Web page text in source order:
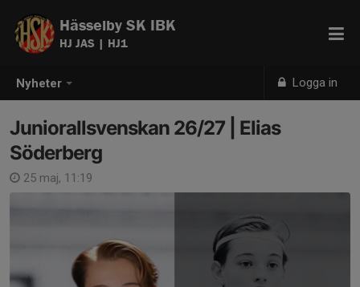
Nyheter Logga in
Hässelby SK IBK
HJ JAS | HJ1
Juniorallsvenskan 26/27 | Elias
Söderberg
25 maj, 11:19